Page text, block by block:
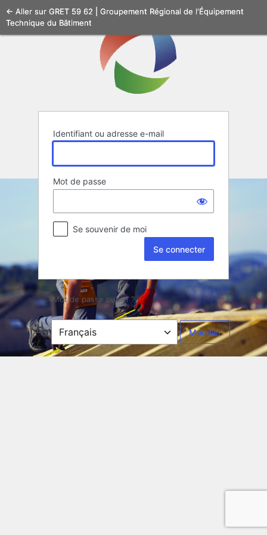
Se
connecter
Identifiant ou adresse e-mail
Mot de passe
Se souvenir de moi
Mot de passe oublié ?
← Aller sur GRET 59 62 | Groupement Régional de l'Équipement
Technique du Bâtiment
Langue